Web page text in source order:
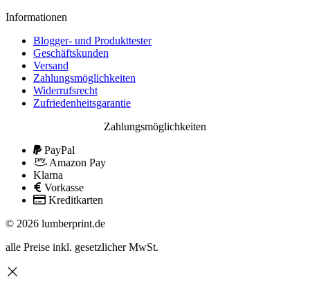
Informationen
Blogger- und Produkttester
Geschäftskunden
Versand
Zahlungsmöglichkeiten
Widerrufsrecht
Zufriedenheitsgarantie
Zahlungsmöglichkeiten
PayPal
Amazon Pay
Klarna
Vorkasse
Kreditkarten
© 2026 lumberprint.de
alle Preise inkl. gesetzlicher MwSt.